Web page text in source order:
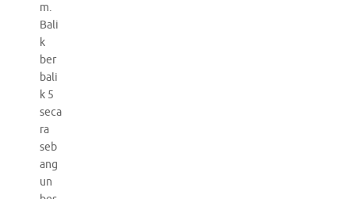
m.
Bali
k
ber
bali
k 5
seca
ra
seb
ang
un